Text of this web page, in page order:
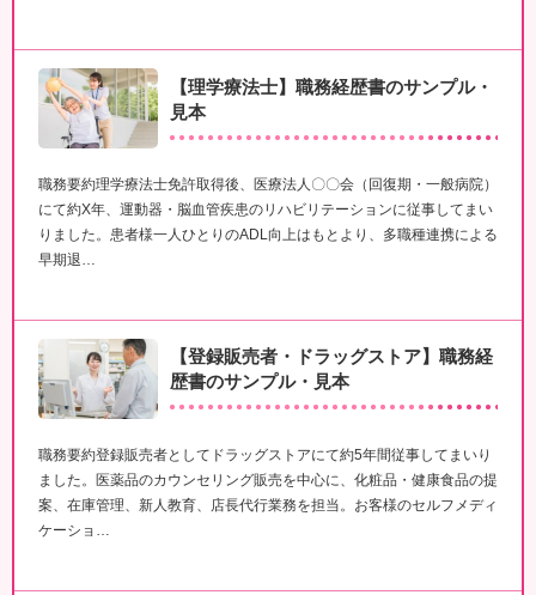
【理学療法士】職務経歴書のサンプル・
見本
職務要約理学療法士免許取得後、医療法人〇〇会（回復期・一般病院）
にて約X年、運動器・脳血管疾患のリハビリテーションに従事してまい
りました。患者様一人ひとりのADL向上はもとより、多職種連携による
早期退…
【登録販売者・ドラッグストア】職務経
歴書のサンプル・見本
職務要約登録販売者としてドラッグストアにて約5年間従事してまいり
ました。医薬品のカウンセリング販売を中心に、化粧品・健康食品の提
案、在庫管理、新人教育、店長代行業務を担当。お客様のセルフメディ
ケーショ…